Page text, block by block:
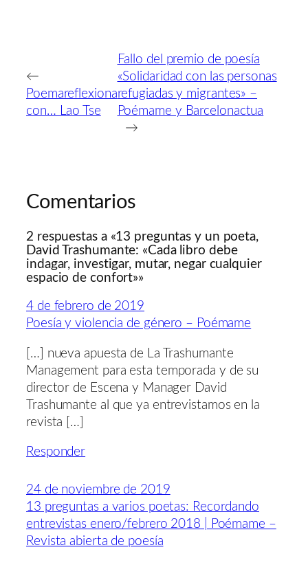
←
Poemareflexiona
con… Lao Tse
Fallo del premio de poesía
«Solidaridad con las personas
refugiadas y migrantes» –
Poémame y Barcelonactua
→
Comentarios
2 respuestas a «13 preguntas y un poeta,
David Trashumante: «Cada libro debe
indagar, investigar, mutar, negar cualquier
espacio de confort»»
4 de febrero de 2019
Poesía y violencia de género – Poémame
[…] nueva apuesta de La Trashumante
Management para esta temporada y de su
director de Escena y Manager David
Trashumante al que ya entrevistamos en la
revista […]
Responder
24 de noviembre de 2019
13 preguntas a varios poetas: Recordando
entrevistas enero/febrero 2018 | Poémame –
Revista abierta de poesía